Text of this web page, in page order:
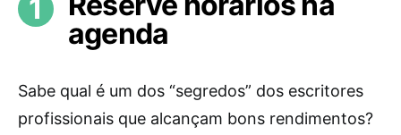
agenda
Sabe qual é um dos “segredos” dos escritores
profissionais que alcançam bons rendimentos?